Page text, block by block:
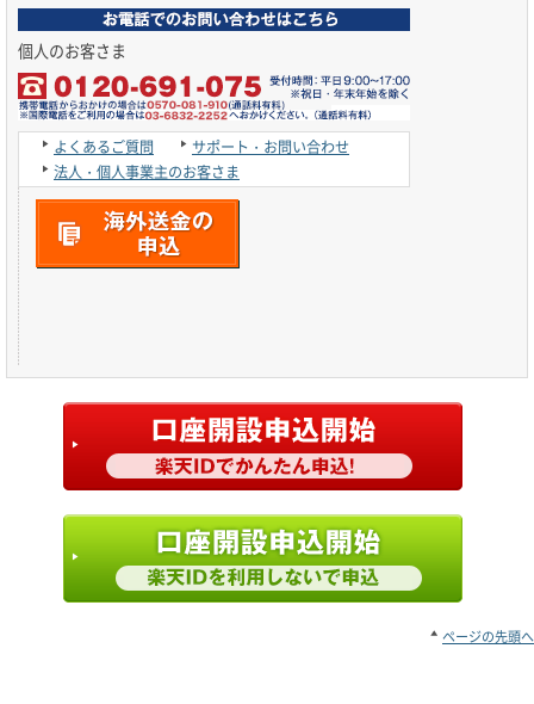
個人のお客さま
よくあるご質問
サポート・お問い合わせ
法人・個人事業主のお客さま
ページの先頭へ